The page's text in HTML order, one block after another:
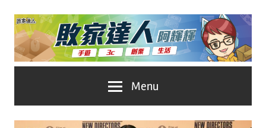
Skip
content
家
No.1
遊
Menu